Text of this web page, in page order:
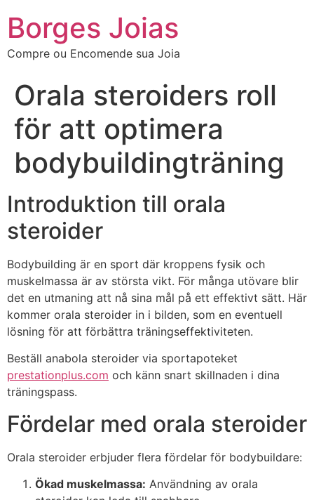
Borges Joias
Compre ou Encomende sua Joia
Orala steroiders roll
för att optimera
bodybuildingträning
Introduktion till orala
steroider
Bodybuilding är en sport där kroppens fysik och
muskelmassa är av största vikt. För många utövare blir
det en utmaning att nå sina mål på ett effektivt sätt. Här
kommer orala steroider in i bilden, som en eventuell
lösning för att förbättra träningseffektiviteten.
Beställ anabola steroider via sportapoteket
prestationplus.com och känn snart skillnaden i dina
träningspass.
Fördelar med orala steroider
Orala steroider erbjuder flera fördelar för bodybuildare:
Ökad muskelmassa: Användning av orala